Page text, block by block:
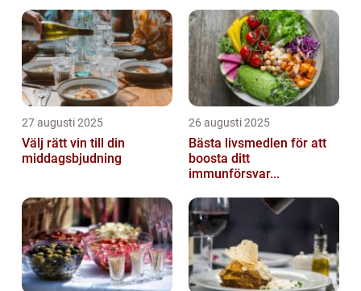
27 augusti 2025
Välj rätt vin till din
middagsbjudning
26 augusti 2025
Bästa livsmedlen för att
boosta ditt
immunförsvar...